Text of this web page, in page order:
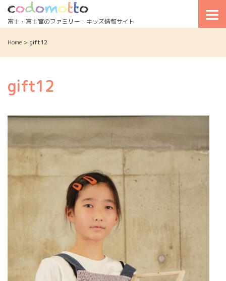
Skip
to
content
富士・富士宮のファミリー・キッズ情報サイト
Home > gift12
gift12